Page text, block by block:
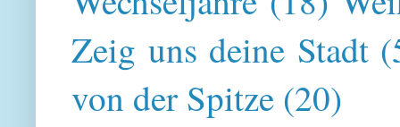
Zeig uns deine Stadt
von der Spitze (20)